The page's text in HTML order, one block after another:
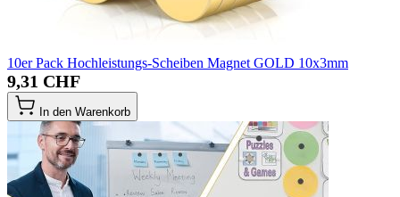
10er Pack Hochleistungs-Scheiben Magnet GOLD 10x3mm
9,31 CHF
In den Warenkorb